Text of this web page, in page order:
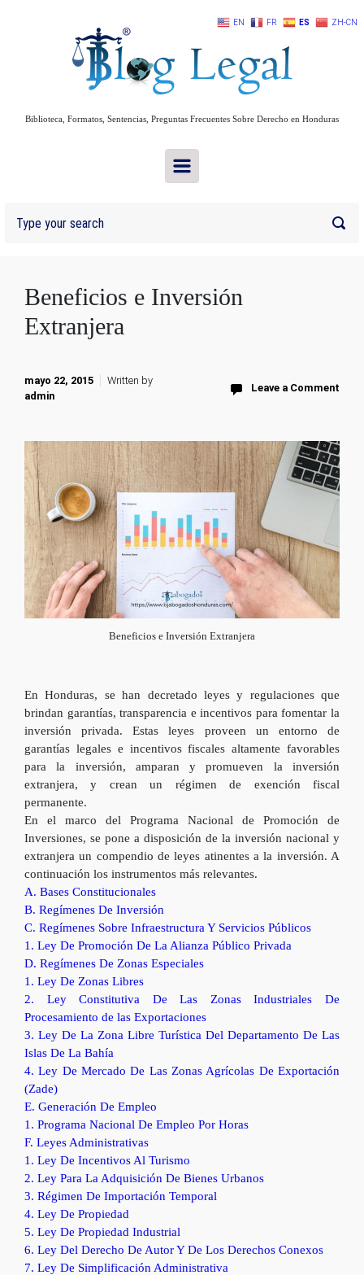
Biblioteca, Formatos, Sentencias, Preguntas Frecuentes Sobre Derecho en Honduras
Beneficios e Inversión
Extranjera
mayo 22, 2015
Written by
admin
Leave a Comment
Beneficios e Inversión Extranjera
En Honduras, se han decretado leyes y regulaciones que
brindan garantías, transparencia e incentivos para fomentar la
inversión privada. Estas leyes proveen un entorno de
garantías legales e incentivos fiscales altamente favorables
para la inversión, amparan y promueven la inversión
extranjera, y crean un régimen de exención fiscal
permanente.
En el marco del Programa Nacional de Promoción de
Inversiones, se pone a disposición de la inversión nacional y
extranjera un compendio de leyes atinentes a la inversión. A
continuación los instrumentos más relevantes.
A. Bases Constitucionales
B. Regímenes De Inversión
C. Regímenes Sobre Infraestructura Y Servicios Públicos
1. Ley De Promoción De La Alianza Público Privada
D. Regímenes De Zonas Especiales
1. Ley De Zonas Libres
2. Ley Constitutiva De Las Zonas Industriales De
Procesamiento de las Exportaciones
3. Ley De La Zona Libre Turística Del Departamento De Las
Islas De La Bahía
4. Ley De Mercado De Las Zonas Agrícolas De Exportación
(Zade)
E. Generación De Empleo
1. Programa Nacional De Empleo Por Horas
F. Leyes Administrativas
1. Ley De Incentivos Al Turismo
2. Ley Para La Adquisición De Bienes Urbanos
3. Régimen De Importación Temporal
4. Ley De Propiedad
5. Ley De Propiedad Industrial
6. Ley Del Derecho De Autor Y De Los Derechos Conexos
7. Ley De Simplificación Administrativa
EN FR ES ZH-CN